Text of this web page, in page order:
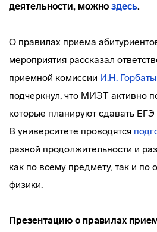
деятельности, можно здесь.
О правилах приема
мероприятия рассказал
приемной комиссии И.Н.
подчеркнул, что МИЭТ активно
которые планируют сдавать ЕГЭ
В университете проводятся
разной продолжительности и
как по всему предмету, так и по
физики.
Презентацию о правилах